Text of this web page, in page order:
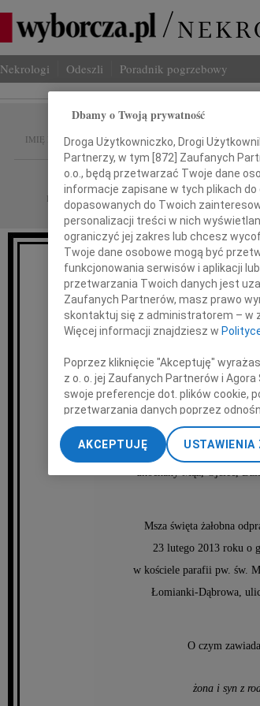
Nekrologi Odeszli Poradnik pogrzebowy
IMIĘ I NAZWISKO: Krzysztof
REGION: Gdańsk
DATA EMISJI: 20.02.2013
17 lutego
zmarł w wieku
Krzysztof
syn Beniamina i
ukochany Mąż, Ojciec,
Msza święta żałobna
23 lutego 2013 roku o
w kościele parafii pw. św.
Łomianki-Dąbrowa,
O czym
żona i syn z
Dbamy o Twoją prywatność
Droga Użytkowniczko, Drogi
Partnerzy, w tym [ 872 ] Zaufanych
o.o., będą przetwarzać Twoje dane
informacje zapisane w tych plikach
dopasowanych do Twoich
personalizacji treści w nich
ograniczyć jej zakres lub chcesz
Twoje dane osobowe mogą być
funkcjonowania serwisów i aplikacji
przetwarzania Twoich danych jest
Zaufanych Partnerów, masz prawo
skontaktuj się z administratorem – w
Więcej informacji znajdziesz w
Poprzez kliknięcie "Akceptuję"
z o. o. jej Zaufanych Partnerów i
swoje preferencje dot. plików cookie,
przetwarzania danych poprzez
„Ustawienia zaawansowane”.
My, nasi Zaufani Partnerzy i Agora
dokładnych danych
Przechowywanie informacji na
USTAWIENIA
AKCEPTUJĘ